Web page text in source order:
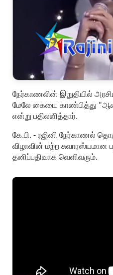
நேர்காணலின் இறுதியில்
மேலே கையை காண்பித்து
என்று பதிலளித்தார்.
கே.பி. - ரஜினி நேர்காணல்
விழாவின் மற்ற சுவாரஸ்யமான
தனிப்பதிவாக வெளிவரும்.